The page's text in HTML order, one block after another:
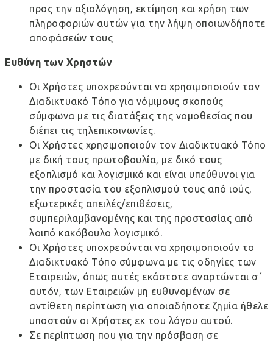
προς την αξιολόγηση, εκτίμηση και χρήση των
πληροφοριών αυτών για την λήψη οποιωνδήποτε
αποφάσεών τους
Ευθύνη των Χρηστών
Οι Χρήστες υποχρεούνται να χρησιμοποιούν τον
Διαδικτυακό Τόπο για νόμιμους σκοπούς
σύμφωνα με τις διατάξεις της νομοθεσίας που
διέπει τις τηλεπικοινωνίες.
Οι Χρήστες χρησιμοποιούν τον Διαδικτυακό Τόπο
με δική τους πρωτοβουλία, με δικό τους
εξοπλισμό και λογισμικό και είναι υπεύθυνοι για
την προστασία του εξοπλισμού τους από ιούς,
εξωτερικές απειλές/επιθέσεις,
συμπεριλαμβανομένης και της προστασίας από
λοιπό κακόβουλο λογισμικό.
Οι Χρήστες υποχρεούνται να χρησιμοποιούν το
Διαδικτυακό Τόπο σύμφωνα με τις οδηγίες των
Εταιρειών, όπως αυτές εκάστοτε αναρτώνται σ΄
αυτόν, των Εταιρειών μη ευθυνομένων σε
αντίθετη περίπτωση για οποιαδήποτε ζημία ήθελε
υποστούν οι Χρήστες εκ του λόγου αυτού.
Σε περίπτωση που για την πρόσβαση σε